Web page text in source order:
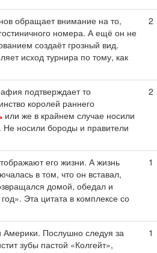
обращает внимание на то,
номера. А ещё он не
создаёт грозный вид.
исход турнира по тому, как
2
подтверждает то
королей раннего
или же в крайнем случае носили
Не носили бороды и правители
2
его жизни. А жизнь
в том, что он вставал,
домой, обедал и
Эта цитата в комплексе со
1
Америки. Послушно следуя за
зубы пастой «Колгейт»,
1